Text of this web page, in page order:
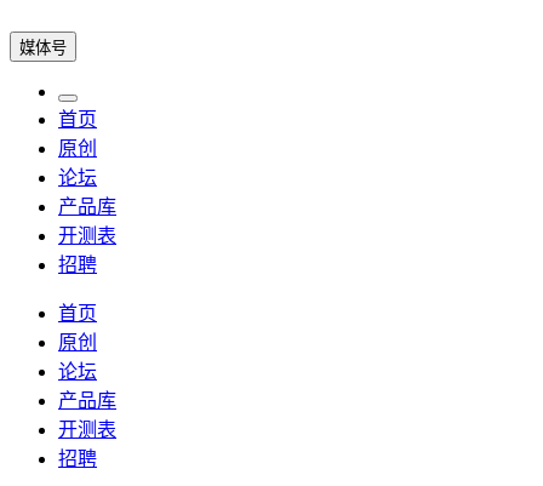
媒体号
首页
原创
论坛
产品库
开测表
招聘
首页
原创
论坛
产品库
开测表
招聘